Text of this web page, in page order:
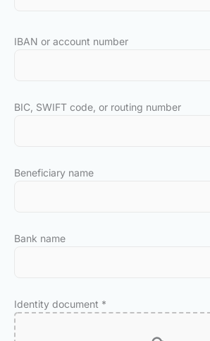
IBAN or account number
BIC, SWIFT code, or routing number
Beneficiary name
Bank name
Identity document *